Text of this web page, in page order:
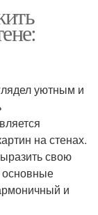
уютным и
на стенах.
свою
основные
и